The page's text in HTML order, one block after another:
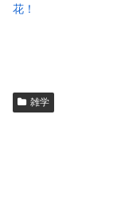
花！
雑学